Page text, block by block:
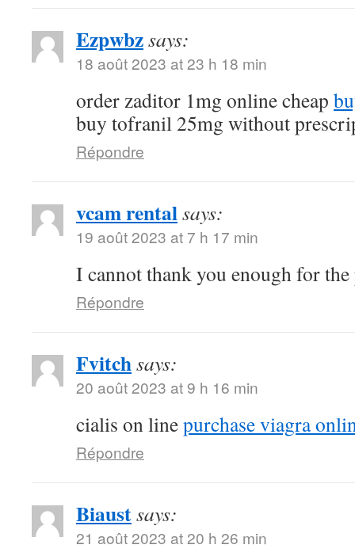
Ezpwbzsays:
18 août 2023 at 23 h 18 min
order zaditor 1mg online cheap
buy tofranil 25mg without
Répondre
vcam rentalsays:
19 août 2023 at 7 h 17 min
I cannot thank you enough for
Répondre
Fvitchsays:
20 août 2023 at 9 h 16 min
cialis on linepurchase viagra
Répondre
Biaustsays:
21 août 2023 at 20 h 26 min